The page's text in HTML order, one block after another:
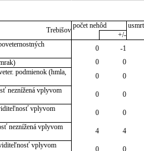
Trebišov
počet nehôd
+/-
0
-1
0
0
podmienok (hmla,
0
0
neznížená vplyvom
0
0
vplyvom
0
0
neznížená vplyvom
4
4
vplyvom
0
0